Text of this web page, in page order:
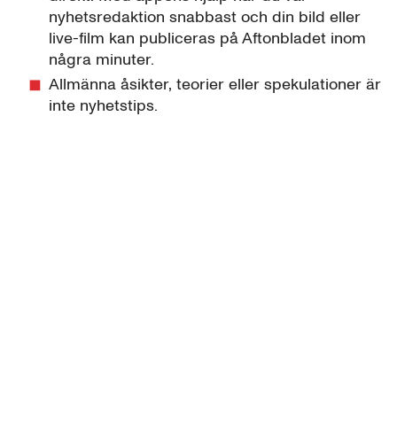
nyhetsredaktion snabbast och din bild eller
live-film kan publiceras på Aftonbladet inom
några minuter.
Allmänna åsikter, teorier eller spekulationer är
inte nyhetstips.